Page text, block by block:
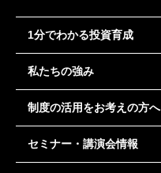
1分でわかる投資育成
私たちの強み
制度の活用をお考えの方へ
セミナー・講演会情報